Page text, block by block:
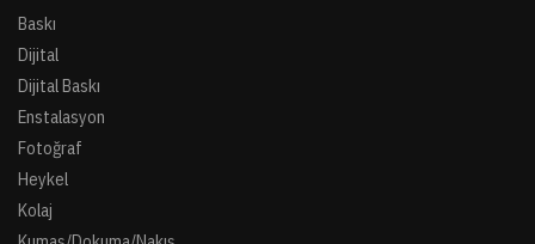
Baskı
Dijital
Dijital Baskı
Enstalasyon
Fotoğraf
Heykel
Kolaj